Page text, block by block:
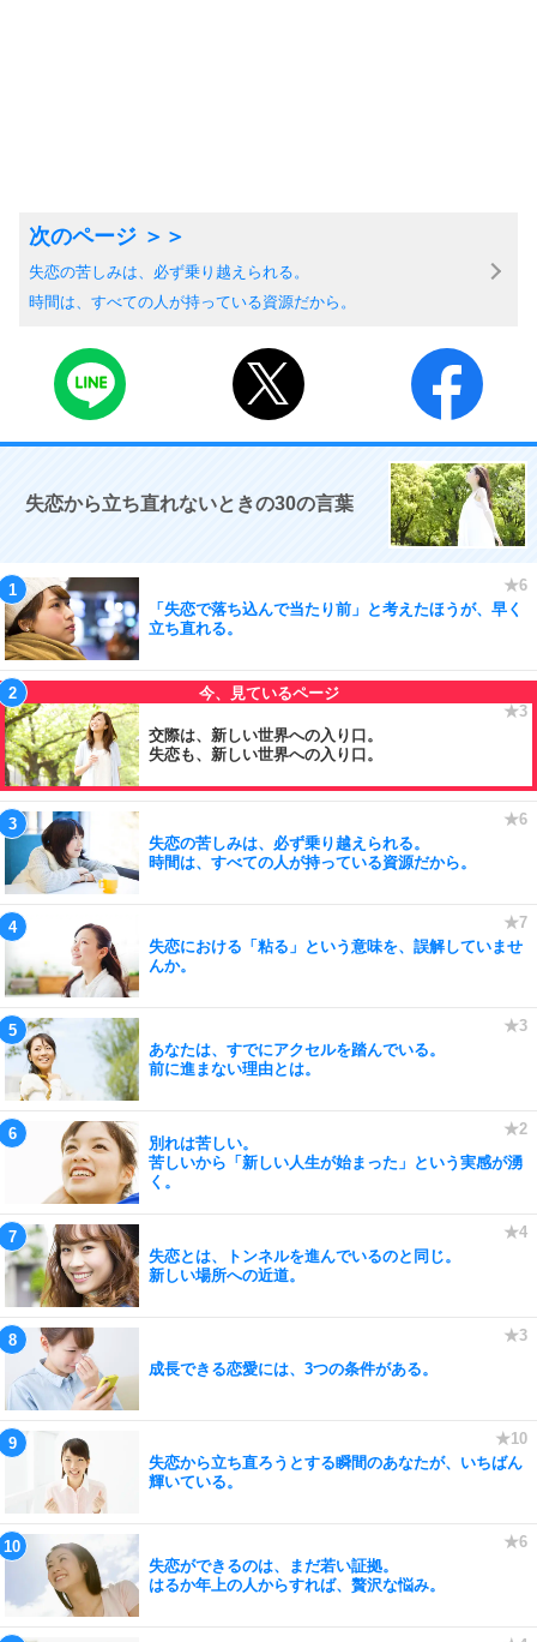
失恋の苦しみは、必ず乗り越えられる。
時間は、すべての人が持っている資源だから。
失恋から立ち直れないときの30の言葉
「失恋で落ち込んで当たり前」と考えたほうが、早く
立ち直れる。
交際は、新しい世界への入り口。
失恋も、新しい世界への入り口。
失恋の苦しみは、必ず乗り越えられる。
時間は、すべての人が持っている資源だから。
失恋における「粘る」という意味を、誤解していませ
んか。
あなたは、すでにアクセルを踏んでいる。
前に進まない理由とは。
別れは苦しい。
苦しいから「新しい人生が始まった」という実感が湧
く。
失恋とは、トンネルを進んでいるのと同じ。
新しい場所への近道。
成長できる恋愛には、3つの条件がある。
失恋から立ち直ろうとする瞬間のあなたが、いちばん
輝いている。
失恋ができるのは、まだ若い証拠。
はるか年上の人からすれば、贅沢な悩み。